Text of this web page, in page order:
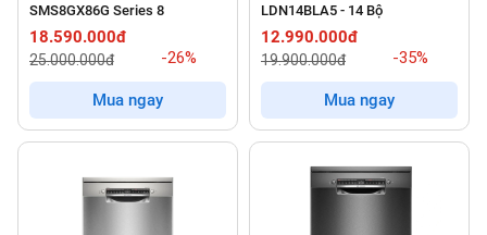
SMS8GX86G Series 8
18.590.000đ
25.000.000đ -26%
Mua ngay
LDN14BLA5 - 14 Bộ
12.990.000đ
19.900.000đ -35%
Mua ngay